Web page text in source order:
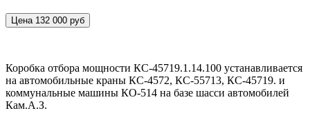
Цена 132 000 руб
Коробка отбора мощности КС-45719.1.14.100 устанавливается
на автомобильные краны КС-4572, КС-55713, КС-45719. и
коммунальные машины КО-514 на базе шасси автомобилей
Кам.А.З.